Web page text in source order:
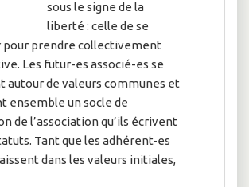
sous le signe de la
liberté : celle de se
pour prendre collectivement
Les futur-es associé-es se
autour de valeurs communes et
ensemble un socle de
de l’association qu’ils écrivent
Tant que les adhérent-es
dans les valeurs initiales,